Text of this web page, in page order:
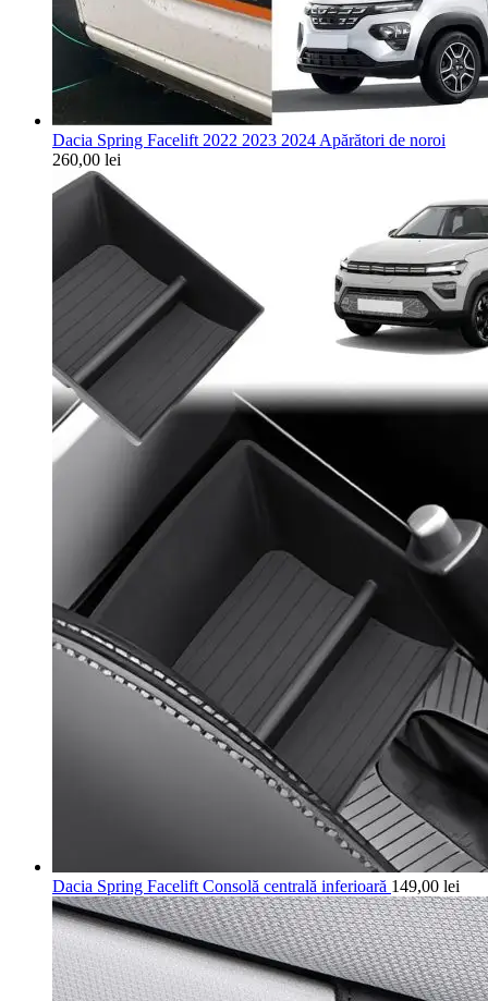
Dacia Spring Facelift 2022 2023 2024 Apărători de noroi
260,00 lei
Dacia Spring Facelift Consolă centrală inferioară 149,00 lei